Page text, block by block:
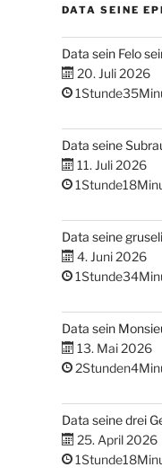
DATA SEINE
Data sein Felo
20. Juli 2026
Data seine
11. Juli 2026
Data seine
4. Juni 2026
Data sein
13. Mai 2026
Data seine drei
25. April 2026